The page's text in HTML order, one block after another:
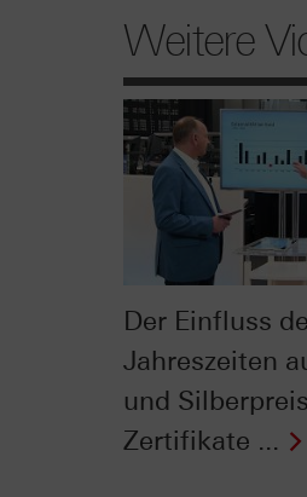
Weitere
Der Einfluss der
Jahreszeiten
und
Zertifikate ...